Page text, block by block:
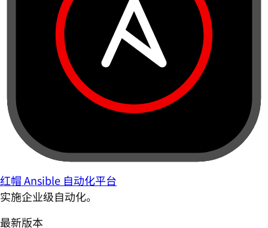
红帽 Ansible 自动化平台
实施企业级自动化。
最新版本